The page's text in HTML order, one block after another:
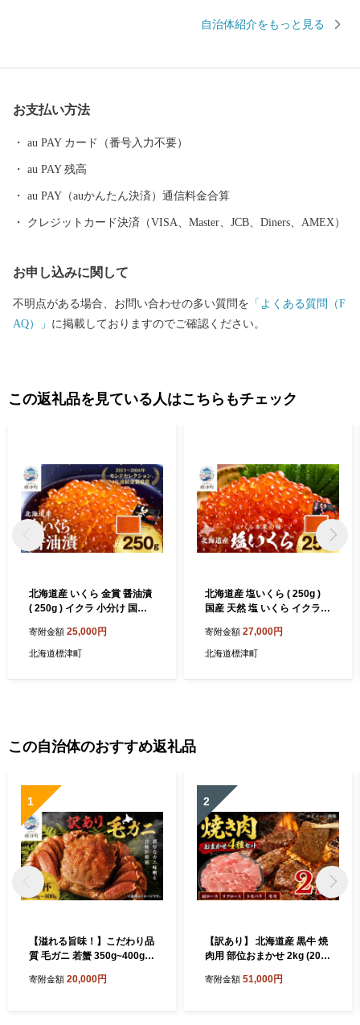
は大酪農郷が形成されるなど、風光明媚な地です。町の面積は62
境のもと、国内屈指の漁獲を誇る秋鮭や天然ホタテ貝を主力とす
頭の乳牛により牛乳を出荷する酪農業を基幹産業とする「生産の
まち」です。
自治体紹介をもっと見る
お支払い方法
au PAY カード（番号入力不要）
au PAY 残高
au PAY（auかんたん決済）通信料金合算
クレジットカード決済（VISA、Master、JCB、Diners、AMEX）
お申し込みに関して
不明点がある場合、お問い合わせの多い質問を 「よくある質問（F
AQ）」 に掲載しておりますのでご確認ください。
この返礼品を見ている人はこちらもチェック
北海道産 いくら 金賞 醤油漬
( 250g ) イクラ 小分け 国産
鮭いくら 鮭イクラ いくら醤
油漬 醤油漬け 醤油いくら 醤
りもの 母の日 GW 北海道 標
津町
寄附金額 25,000円
北海道標津町
北海道産 塩いくら ( 250g )
国産 天然 塩 いくら イクラ
め さけ サケ 鮭 魚卵 たまご
冷凍 冷凍イクラ 冷凍いくら
寄附金額 27,000円
北海道標津町
この自治体のおすすめ返礼品
1
【溢れる旨味！】こだわり品
質 毛ガニ 若蟹 350g~400g 3
産 蟹 かに カニ 毛がに 毛蟹
寄附金額 20,000円
2
【訳あり】 北海道産 黒牛 焼
肉用 部位おまかせ 2kg (200
冷凍 アンガス牛
寄附金額 51,000円